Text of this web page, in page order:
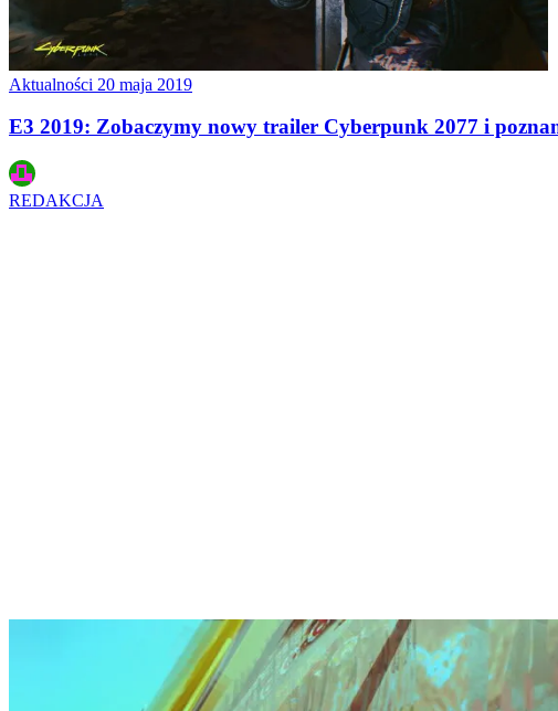
Aktualności 20 maja 2019
E3 2019: Zobaczymy nowy trailer Cyberpunk 2077 i
REDAKCJA